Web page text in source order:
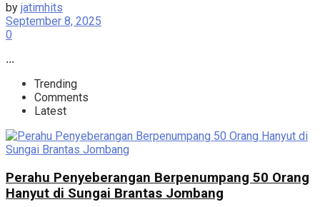
by jatimhits
September 8, 2025
0
...
Trending
Comments
Latest
Perahu Penyeberangan Berpenumpang 50 Orang
Hanyut di Sungai Brantas Jombang